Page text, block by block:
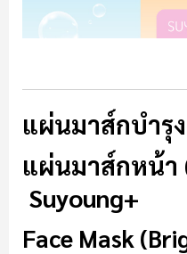
แผ่นมาส์กบำรุ
แผ่นมาส์กหน้า
Suyoung+
Face Mask